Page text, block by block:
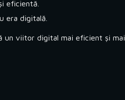
eficientă.
era digitală.
un viitor digital mai eficient și mai